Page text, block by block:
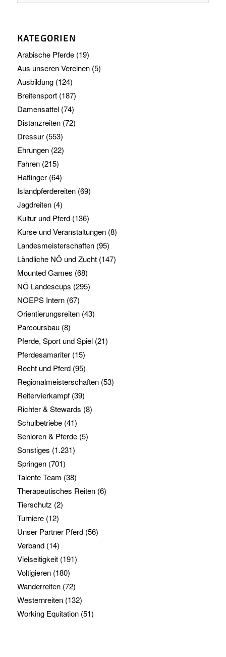
KATEGORIEN
Arabische Pferde(19)
Aus unseren Vereinen(5)
Ausbildung(124)
Breitensport(187)
Damensattel(74)
Distanzreiten(72)
Dressur(553)
Ehrungen(22)
Fahren(215)
Haflinger(64)
Islandpferdereiten(69)
Jagdreiten(4)
Kultur und Pferd(136)
Kurse und Veranstaltungen(8)
Landesmeisterschaften(95)
Ländliche NÖ und Zucht(147)
Mounted Games (68)
NÖ Landescups (295)
NOEPS Intern(67)
Orientierungsreiten(43)
Parcoursbau(8)
Pferde, Sport und Spiel(21)
Pferdesamariter(15)
Recht und Pferd(95)
Regionalmeisterschaften(53)
Reitervierkampf(39)
Richter & Stewards (8)
Schulbetriebe(41)
Senioren & Pferde(5)
Sonstiges (1.231)
Springen(701)
Talente Team (38)
Therapeutisches Reiten(6)
Tierschutz (2)
Turniere(12)
Unser Partner Pferd(56)
Verband(14)
Vielseitigkeit(191)
Voltigieren(180)
Wanderreiten(72)
Westernreiten(132)
Working Equitation(51)